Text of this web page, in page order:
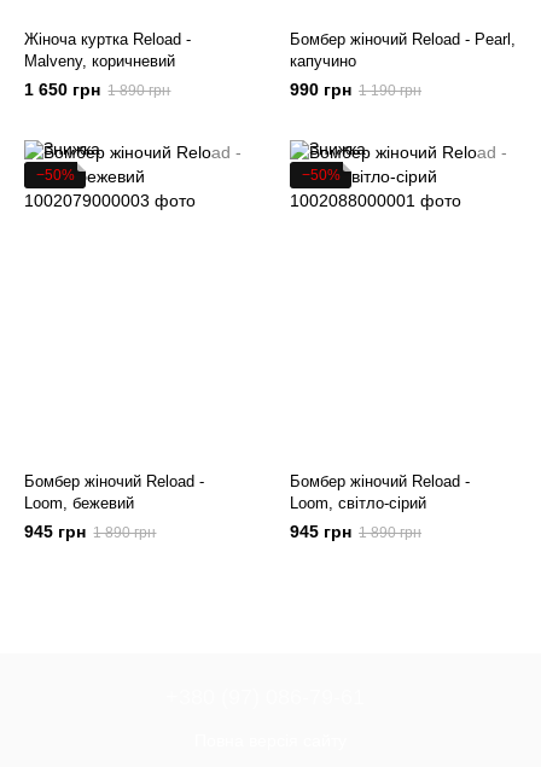
Жіноча куртка Reload -
Malveny, коричневий
1 650 грн 1 890 грн
Бомбер жіночий Reload - Pearl,
капучино
990 грн 1 190 грн
−50%
Бомбер жіночий Reload -
Loom, бежевий
945 грн 1 890 грн
−50%
Бомбер жіночий Reload -
Loom, світло-сірий
945 грн 1 890 грн